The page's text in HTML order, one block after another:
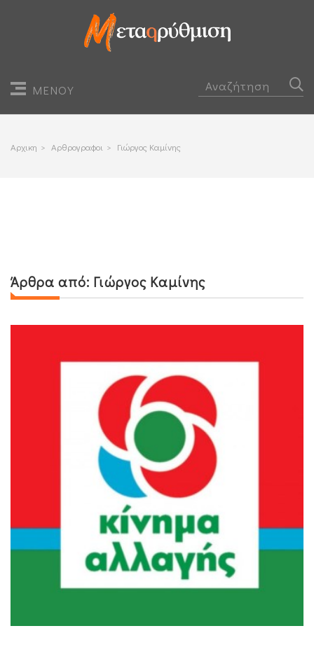
ΜΕΝΟΥ
Αρχικη > Αρθρογραφοι > Γιώργος Καμίνης
Άρθρα από: Γιώργος Καμίνης